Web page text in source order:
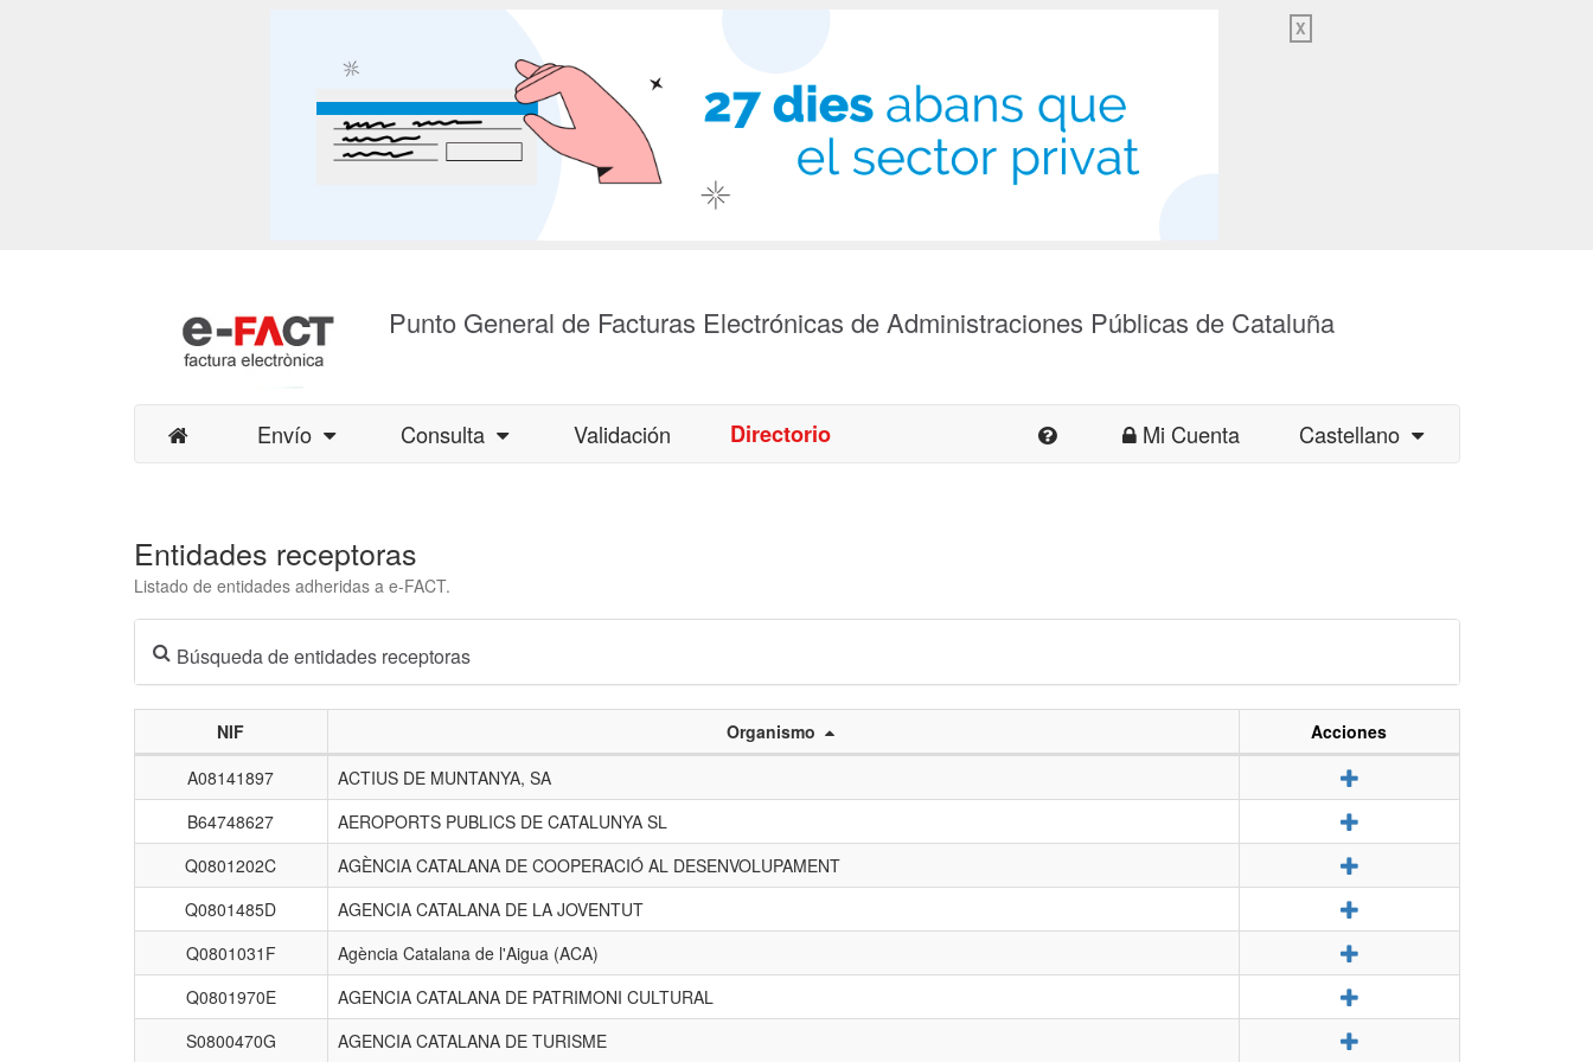
X
Punto General de Facturas Electrónicas de Administraciones Públicas de Cataluña
Envío Consulta Validación Directorio Mi Cuenta Castellano
Entidades receptoras
Listado de entidades adheridas a e-FACT.
Búsqueda de entidades receptoras
entidades
receptoras.
NIF Organismo
Acciones
A08141897
ACTIUS DE MUNTANYA, SA
B64748627
AEROPORTS PUBLICS DE CATALUNYA SL
Q0801202C
AGÈNCIA CATALANA DE COOPERACIÓ AL DESENVOLUPAMENT
Q0801485D
AGENCIA CATALANA DE LA JOVENTUT
Q0801031F
Agència Catalana de l'Aigua (ACA)
Q0801970E
AGENCIA CATALANA DE PATRIMONI CULTURAL
S0800470G
AGENCIA CATALANA DE TURISME